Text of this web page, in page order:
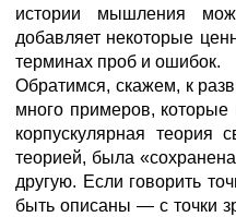
истории мышления
добавляет некоторые
терминах проб и ошибок.
Обратимся, скажем, к
много примеров, которые
корпускулярная теория
теорией, была
другую. Если говорить
быть описаны — с точки